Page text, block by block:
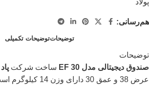
هم‌رسانی:
توضیحاتتوضیحات تکمیلی
توضیحات
صندوق دیجیتالی مدل EF 30
ساخت شرکت
عرض 38 و عمق 30